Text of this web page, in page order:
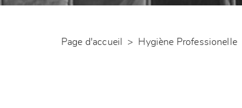
Page d'accueil > Hygiène Professionelle